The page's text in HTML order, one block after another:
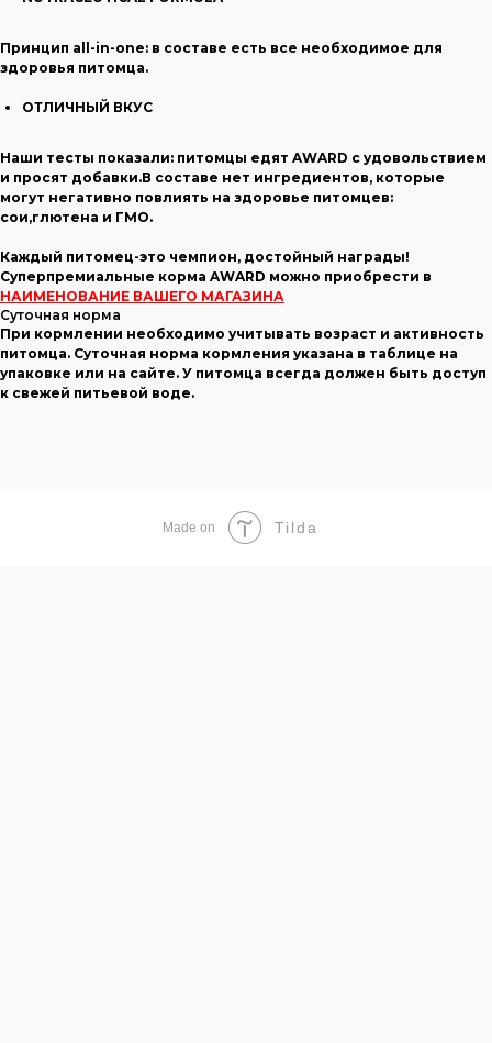
Принцип all-in-one: в составе есть все необходимое для
здоровья питомца.
ОТЛИЧНЫЙ ВКУС
Наши тесты показали: питомцы едят AWARD с удовольствием
и просят добавки.В составе нет ингредиентов, которые
могут негативно повлиять на здоровье питомцев:
сои,глютена и ГМО.
Каждый питомец-это чемпион, достойный награды!
Суперпремиальные корма AWARD можно приобрести в
НАИМЕНОВАНИЕ ВАШЕГО МАГАЗИНА
Суточная норма
При кормлении необходимо учитывать возраст и активность
питомца. Суточная норма кормления указана в таблице на
упаковке или на сайте. У питомца всегда должен быть доступ
к свежей питьевой воде.
Made on Tilda